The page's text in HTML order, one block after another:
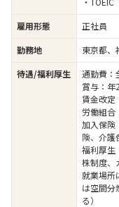
雇用形態
正社員
勤務地
東京都、
待遇/福利厚生
通勤費：
賞与：年
賃金改定
労働組合
加入保険
険、介護
福利厚生
株制度、
就業場所
は空間分
る）